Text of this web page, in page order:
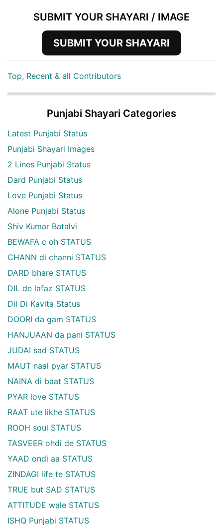
SUBMIT YOUR SHAYARI / IMAGE
SUBMIT YOUR SHAYARI
Top, Recent & all Contributors
Punjabi Shayari Categories
Latest Punjabi Status
Punjabi Shayari Images
2 Lines Punjabi Status
Dard Punjabi Status
Love Punjabi Status
Alone Punjabi Status
Shiv Kumar Batalvi
BEWAFA c oh STATUS
CHANN di channi STATUS
DARD bhare STATUS
DIL de lafaz STATUS
Dil Di Kavita Status
DOORI da gam STATUS
HANJUAAN da pani STATUS
JUDAI sad STATUS
MAUT naal pyar STATUS
NAINA di baat STATUS
PYAR love STATUS
RAAT ute likhe STATUS
ROOH soul STATUS
TASVEER ohdi de STATUS
YAAD ondi aa STATUS
ZINDAGI life te STATUS
TRUE but SAD STATUS
ATTITUDE wale STATUS
ISHQ Punjabi STATUS